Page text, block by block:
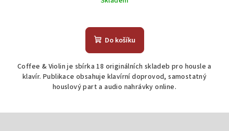
Do košíku
Coffee & Violin je sbírka 18 originálních skladeb pro housle a
klavír. Publikace obsahuje klavírní doprovod, samostatný
houslový part a audio nahrávky online.